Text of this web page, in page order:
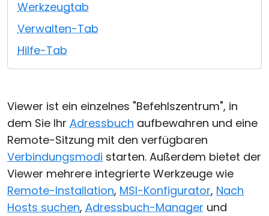
Werkzeugtab
Verwalten-Tab
Hilfe-Tab
Viewer ist ein einzelnes "Befehlszentrum", in
dem Sie Ihr Adressbuch aufbewahren und eine
Remote-Sitzung mit den verfügbaren
Verbindungsmodi starten. Außerdem bietet der
Viewer mehrere integrierte Werkzeuge wie
Remote-Installation, MSI-Konfigurator, Nach
Hosts suchen, Adressbuch-Manager und
Cloud & On-Premise